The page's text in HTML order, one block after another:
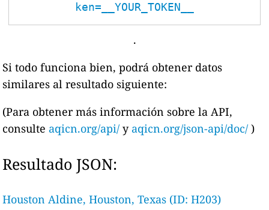
ken=__YOUR_TOKEN__
.
Si todo funciona bien, podrá obtener datos
similares al resultado siguiente:
(Para obtener más información sobre la API,
consulte aqicn.org/api/ y aqicn.org/json-api/doc/ )
Resultado JSON:
Houston Aldine, Houston, Texas (ID: H203)